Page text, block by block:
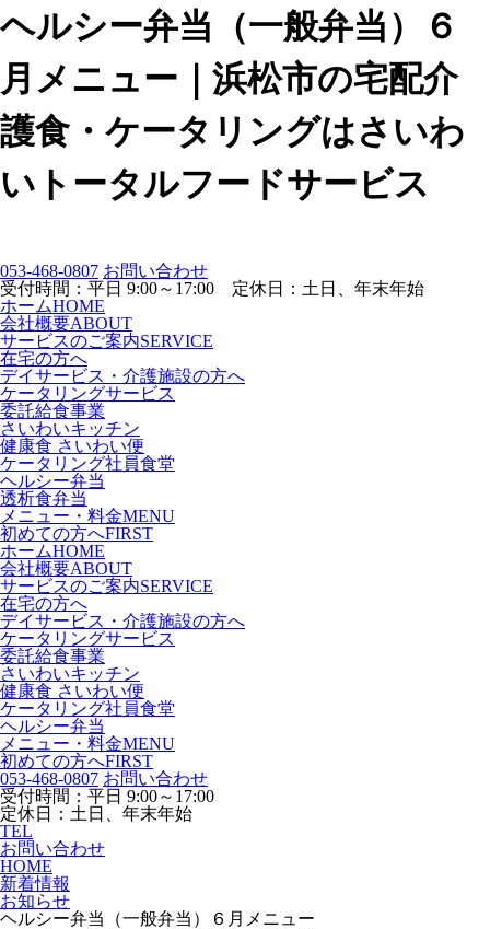
ヘルシー弁当（一般弁当）６
月メニュー｜浜松市の宅配介
護食・ケータリングはさいわ
いトータルフードサービス
053-468-0807 お問い合わせ
受付時間：平日 9:00～17:00 定休日：土日、年末年始
ホームHOME
会社概要ABOUT
サービスのご案内SERVICE
在宅の方へ
デイサービス・介護施設の方へ
ケータリングサービス
委託給食事業
さいわいキッチン
健康食 さいわい便
ケータリング社員食堂
ヘルシー弁当
透析食弁当
メニュー・料金MENU
初めての方へFIRST
ホームHOME
会社概要ABOUT
サービスのご案内SERVICE
在宅の方へ
デイサービス・介護施設の方へ
ケータリングサービス
委託給食事業
さいわいキッチン
健康食 さいわい便
ケータリング社員食堂
ヘルシー弁当
メニュー・料金MENU
初めての方へFIRST
053-468-0807 お問い合わせ
受付時間：平日 9:00～17:00
定休日：土日、年末年始
TEL
お問い合わせ
HOME
新着情報
お知らせ
ヘルシー弁当（一般弁当）６月メニュー